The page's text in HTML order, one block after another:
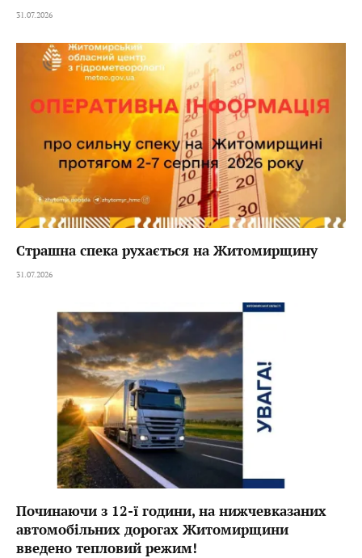
31.07.2026
Страшна спека рухається на Житомирщину
31.07.2026
Починаючи з 12-ї години, на нижчевказаних
автомобільних дорогах Житомирщини
введено тепловий режим!